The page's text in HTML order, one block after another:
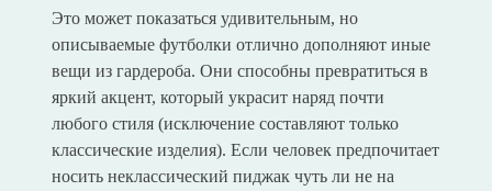
Это может показаться удивительным, но
описываемые футболки отлично дополняют иные
вещи из гардероба. Они способны превратиться в
яркий акцент, который украсит наряд почти
любого стиля (исключение составляют только
классические изделия). Если человек предпочитает
носить неклассический пиджак чуть ли не на